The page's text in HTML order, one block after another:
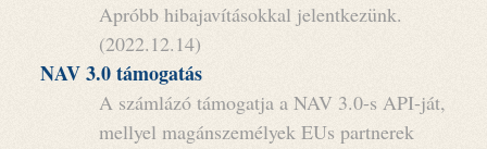
Apróbb hibajavításokkal jelentkezünk.
(2022.12.14)
NAV 3.0 támogatás
A számlázó támogatja a NAV 3.0-s API-ját,
mellyel magánszemélyek EUs partnerek